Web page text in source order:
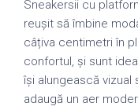
Sneakersii cu
reușit să îmbine
câțiva centimetri în
confortul, și sunt
își alungească vizual
adaugă un aer